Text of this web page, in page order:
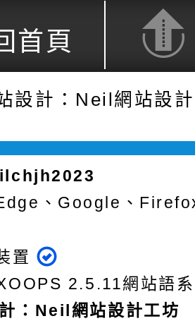
首頁
設計：Neil網站設
、Google、
置
2.5.11網站語
： Neil網站設計工坊